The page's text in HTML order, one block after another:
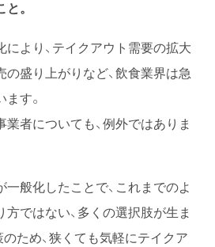
。
より、テイクアウト需要の拡大
盛り上がりなど、飲食業界は急
す。
者についても、例外ではありま
般化したことで、これまでのよ
ではない、多くの選択肢が生ま
ため、狭くても気軽にテイクア